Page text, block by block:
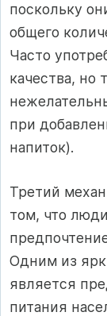
поскольку
общего
Часто
качества, но
при
напиток).
Третий
том, что
Одним из
является
питания